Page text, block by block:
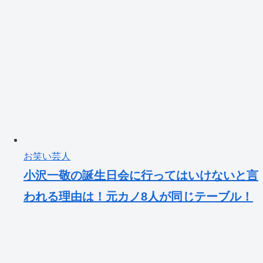
お笑い芸人
小沢一敬の誕生日会に行ってはいけないと言
われる理由は！元カノ8人が同じテーブル！